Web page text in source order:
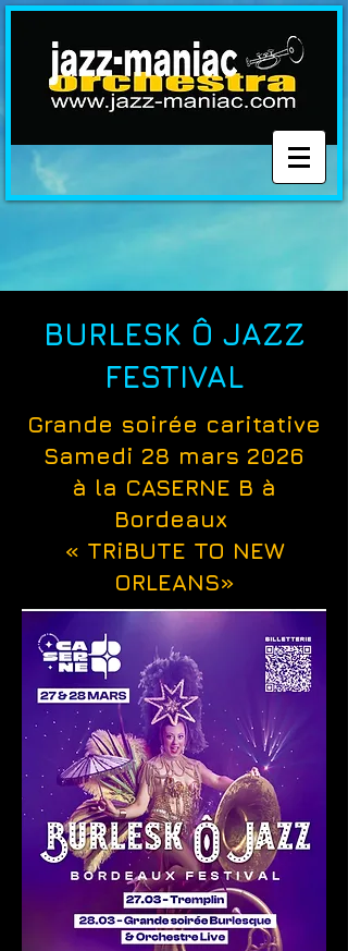
BURLESK Ô JAZZ
FESTIVAL
Grande soirée caritative
Samedi 28 mars 2026
à la CASERNE B à
Bordeaux
« TRiBUTE TO NEW
ORLEANS»